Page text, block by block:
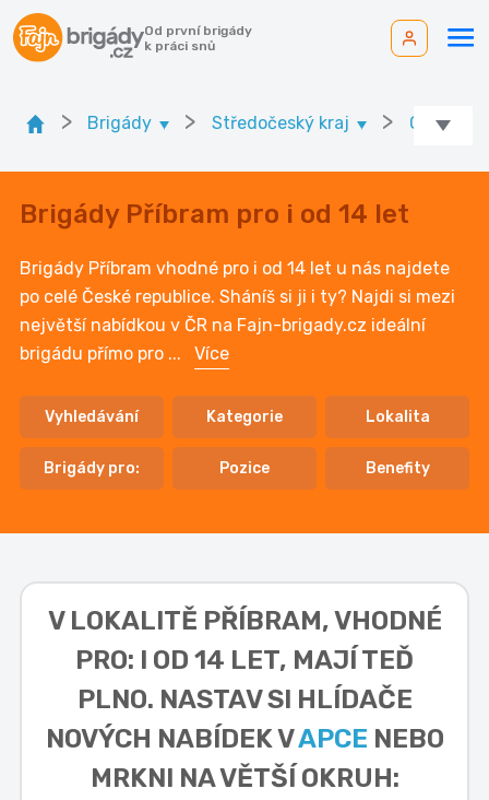
Od první brigády
k práci snů
> Brigády > Středočeský kraj > Ok.
Brigády Příbram pro i od 14 let
Brigády Příbram vhodné pro i od 14 let u nás najdete
po celé České republice. Sháníš si ji i ty? Najdi si mezi
největší nabídkou v ČR na Fajn-brigady.cz ideální
brigádu přímo pro ... Více
Vyhledávání Kategorie Lokalita
Brigády pro: Pozice Benefity
V LOKALITĚ PŘÍBRAM, VHODNÉ
PRO: I OD 14 LET, MAJÍ TEĎ
PLNO. NASTAV SI HLÍDAČE
NOVÝCH NABÍDEK VAPCE NEBO
MRKNI NA VĚTŠÍ OKRUH: